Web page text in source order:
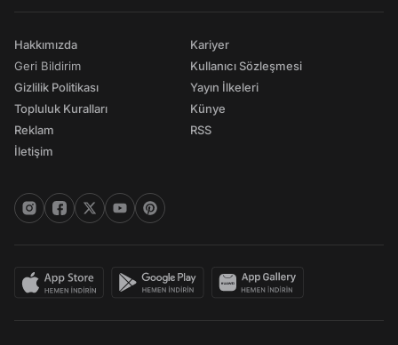
Hakkımızda
Geri Bildirim
Gizlilik Politikası
Topluluk Kuralları
Reklam
İletişim
Kariyer
Kullanıcı Sözleşmesi
Yayın İlkeleri
Künye
RSS